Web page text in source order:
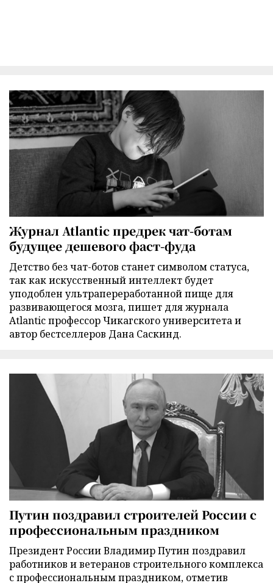
Журнал Atlantic предрек чат-ботам
будущее дешевого фаст-фуда
Детство без чат-ботов станет символом статуса,
так как искусственный интеллект будет
уподоблен ультрапереработанной пище для
развивающегося мозга, пишет для журнала
Atlantic профессор Чикагского университета и
автор бестселлеров Дана Саскинд.
Путин поздравил строителей России с
профессиональным праздником
Президент России Владимир Путин поздравил
работников и ветеранов строительного комплекса
с профессиональным праздником, отметив